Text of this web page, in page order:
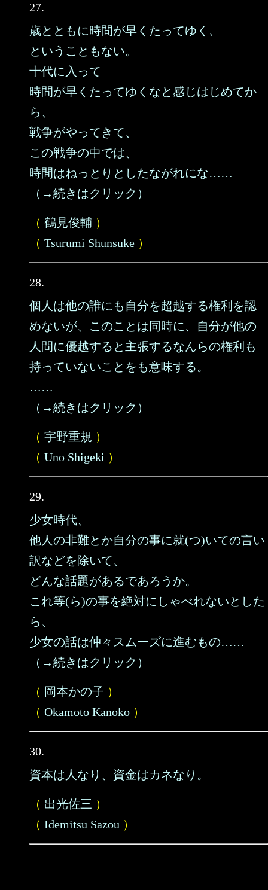
27.
歳とともに時間が早くたってゆく、
ということもない。
十代に入って
時間が早くたってゆくなと感じはじめてか
ら、
戦争がやってきて、
この戦争の中では、
時間はねっとりとしたながれにな……
（→続きはクリック）
（ 鶴見俊輔 ）
（ Tsurumi Shunsuke ）
28.
個人は他の誰にも自分を超越する権利を認
めないが、このことは同時に、自分が他の
人間に優越すると主張するなんらの権利も
持っていないことをも意味する。
……
（→続きはクリック）
（ 宇野重規 ）
（ Uno Shigeki ）
29.
少女時代、
他人の非難とか自分の事に就(つ)いての言い
訳などを除いて、
どんな話題があるであろうか。
これ等(ら)の事を絶対にしゃべれないとした
ら、
少女の話は仲々スムーズに進むもの……
（→続きはクリック）
（ 岡本かの子 ）
（ Okamoto Kanoko ）
30.
資本は人なり、資金はカネなり。
（ 出光佐三 ）
（ Idemitsu Sazou ）